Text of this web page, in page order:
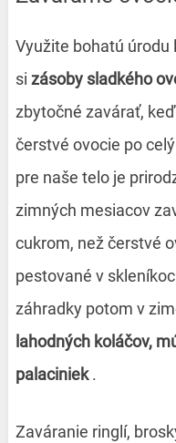
Využite bohatú
si zásoby sladkého
zbytočné zavárať,
čerstvé ovocie po
pre naše telo je
zimných mesiacov
cukrom, než čerstvé
pestované v
záhradky potom v
lahodných koláčov,
palaciniek .
Zaváranie ringlí,